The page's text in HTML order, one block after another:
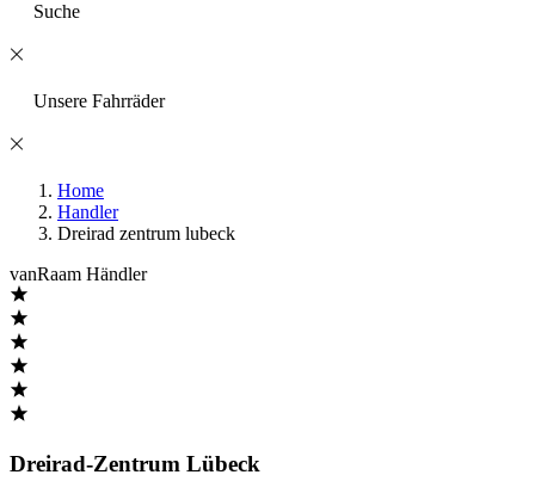
Suche
Unsere Fahrräder
Home
Handler
Dreirad zentrum lubeck
vanRaam Händler
Dreirad-Zentrum Lübeck